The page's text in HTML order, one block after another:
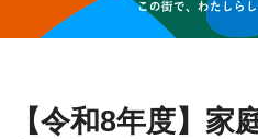
【令和8年度】家